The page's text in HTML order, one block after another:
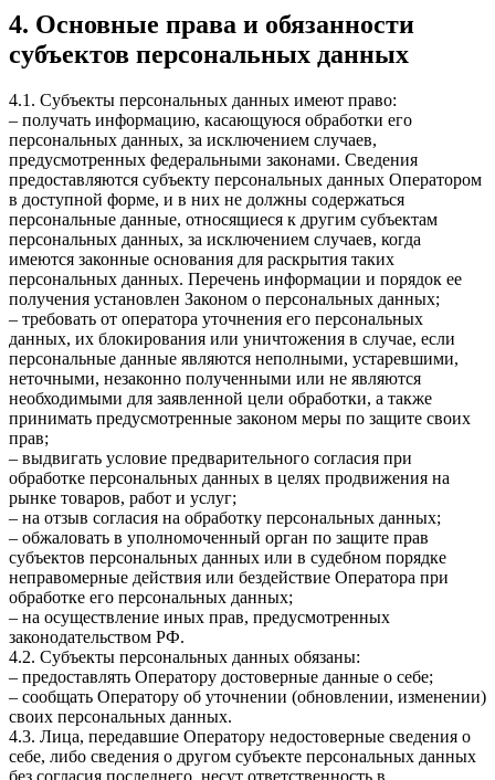
4. Основные права и обязанности
субъектов персональных данных
4.1. Субъекты персональных данных имеют право:
– получать информацию, касающуюся обработки его
персональных данных, за исключением случаев,
предусмотренных федеральными законами. Сведения
предоставляются субъекту персональных данных Оператором
в доступной форме, и в них не должны содержаться
персональные данные, относящиеся к другим субъектам
персональных данных, за исключением случаев, когда
имеются законные основания для раскрытия таких
персональных данных. Перечень информации и порядок ее
получения установлен Законом о персональных данных;
– требовать от оператора уточнения его персональных
данных, их блокирования или уничтожения в случае, если
персональные данные являются неполными, устаревшими,
неточными, незаконно полученными или не являются
необходимыми для заявленной цели обработки, а также
принимать предусмотренные законом меры по защите своих
прав;
– выдвигать условие предварительного согласия при
обработке персональных данных в целях продвижения на
рынке товаров, работ и услуг;
– на отзыв согласия на обработку персональных данных;
– обжаловать в уполномоченный орган по защите прав
субъектов персональных данных или в судебном порядке
неправомерные действия или бездействие Оператора при
обработке его персональных данных;
– на осуществление иных прав, предусмотренных
законодательством РФ.
4.2. Субъекты персональных данных обязаны:
– предоставлять Оператору достоверные данные о себе;
– сообщать Оператору об уточнении (обновлении, изменении)
своих персональных данных.
4.3. Лица, передавшие Оператору недостоверные сведения о
себе, либо сведения о другом субъекте персональных данных